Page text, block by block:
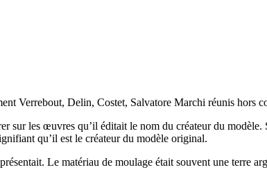
Verrebout, Delin, Costet, Salvatore Marchi réunis hors
sur les œuvres qu’il éditait le nom du créateur du
qu’il est le créateur du modèle original.
Le matériau de moulage était souvent une terre